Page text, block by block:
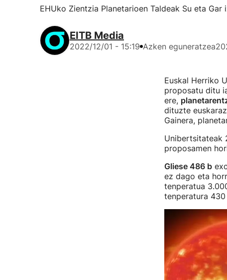
EHUko Zientzia Planetarioen Taldeak Su eta
EITB Media
2022/12/01 - 15:19 Azken eguneratzea
Euskal Herriko
proposatu ditu
ere,
dituzte
Gainera,
Unibertsitateak
proposamen
Gliese 486 b
ez dago eta
tenperatua
tenperatura